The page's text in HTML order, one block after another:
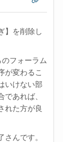
】を削除し
フォーラム
が変わるこ
いけない部
あれば、
れた方が良
んです。